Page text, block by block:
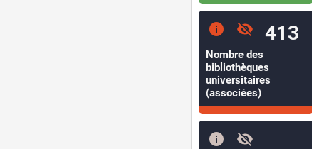
info visibility_off 413
Nombre des
bibliothèques
universitaires
(associées)
info visibility_off